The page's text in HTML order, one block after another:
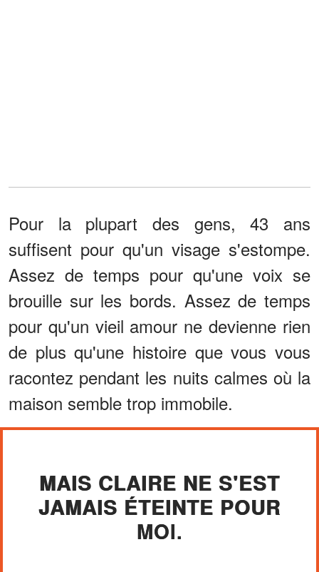
Pour la plupart des gens, 43 ans
suffisent pour qu'un visage s'estompe.
Assez de temps pour qu'une voix se
brouille sur les bords. Assez de temps
pour qu'un vieil amour ne devienne rien
de plus qu'une histoire que vous vous
racontez pendant les nuits calmes où la
maison semble trop immobile.
MAIS CLAIRE NE S'EST
JAMAIS ÉTEINTE POUR
MOI.